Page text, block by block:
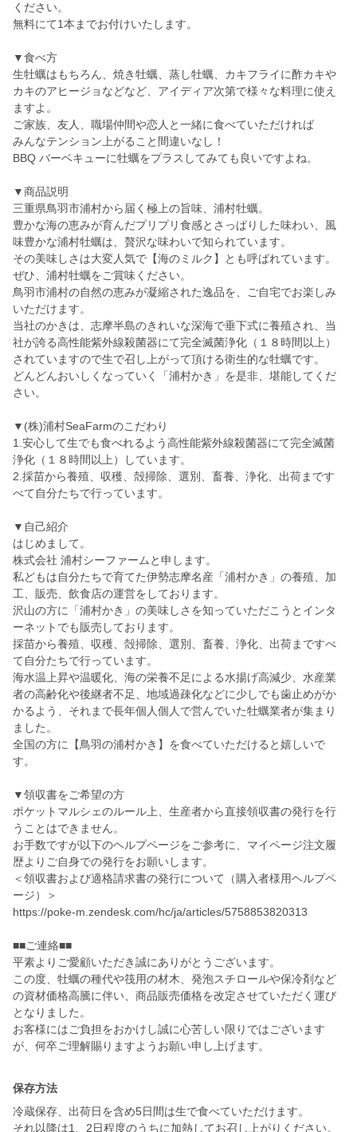
ください。
無料にて1本までお付けいたします。
▼食べ方
生牡蠣はもちろん、焼き牡蠣、蒸し牡蠣、カキフライに酢カキや
カキのアヒージョなどなど、アイディア次第で様々な料理に使え
ますよ。
ご家族、友人、職場仲間や恋人と一緒に食べていただければ
みんなテンション上がること間違いなし！
BBQ バーベキューに牡蠣をプラスしてみても良いですよね。
▼商品説明
三重県鳥羽市浦村から届く極上の旨味、浦村牡蠣。
豊かな海の恵みが育んだプリプリ食感とさっぱりした味わい、風
味豊かな浦村牡蠣は、贅沢な味わいで知られています。
その美味しさは大変人気で【海のミルク】とも呼ばれています。
ぜひ、浦村牡蠣をご賞味ください。
鳥羽市浦村の自然の恵みが凝縮された逸品を、ご自宅でお楽しみ
いただけます。
当社のかきは、志摩半島のきれいな深海で垂下式に養殖され、当
社が誇る高性能紫外線殺菌器にて完全滅菌浄化（１８時間以上）
されていますので生で召し上がって頂ける衛生的な牡蠣です。
どんどんおいしくなっていく「浦村かき」を是非、堪能してくだ
さい。
▼(株)浦村SeaFarmのこだわり
1.安心して生でも食べれるよう高性能紫外線殺菌器にて完全滅菌
浄化（１８時間以上）しています。
2.採苗から養殖、収穫、殻掃除、選別、畜養、浄化、出荷まです
べて自分たちで行っています。
▼自己紹介
はじめまして。
株式会社 浦村シーファームと申します。
私どもは自分たちで育てた伊勢志摩名産「浦村かき」の養殖、加
工、販売、飲食店の運営をしております。
沢山の方に「浦村かき」の美味しさを知っていただこうとインタ
ーネットでも販売しております。
採苗から養殖、収穫、殻掃除、選別、畜養、浄化、出荷まですべ
て自分たちで行っています。
海水温上昇や温暖化、海の栄養不足による水揚げ高減少、水産業
者の高齢化や後継者不足、地域過疎化などに少しでも歯止めがか
かるよう、それまで長年個人個人で営んでいた牡蠣業者が集まり
ました。
全国の方に【鳥羽の浦村かき】を食べていただけると嬉しいで
す。
▼領収書をご希望の方
ポケットマルシェのルール上、生産者から直接領収書の発行を行
うことはできません。
お手数ですが以下のヘルプページをご参考に、マイページ注文履
歴よりご自身での発行をお願いします。
＜領収書および適格請求書の発行について（購入者様用ヘルプペ
ージ）＞
https://poke-m.zendesk.com/hc/ja/articles/5758853820313
■■ご連絡■■
平素よりご愛顧いただき誠にありがとうございます。
この度、牡蠣の種代や筏用の材木、発泡スチロールや保冷剤など
の資材価格高騰に伴い、商品販売価格を改定させていただく運び
となりました。
お客様にはご負担をおかけし誠に心苦しい限りではございます
が、何卒ご理解賜りますようお願い申し上げます。
保存方法
冷蔵保存、出荷日を含め5日間は生で食べていただけます。
それ以降は1、2日程度のうちに加熱してお召し上がりください。